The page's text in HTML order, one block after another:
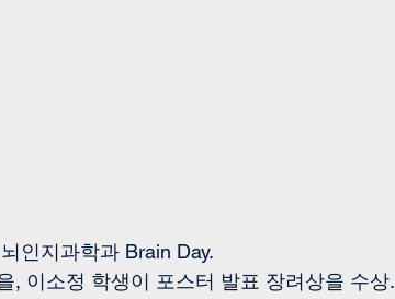
인지과학과 Brain Day.
, 이소정 학생이 포스터 발표 장려상을 수상.